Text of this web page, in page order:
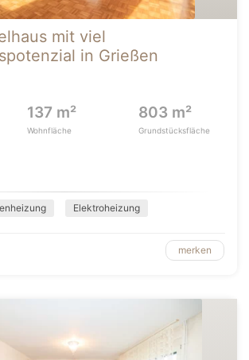
mit viel
in Grießen
137 m²
Wohnfläche
803 m²
Grundstücksfläche
Elektroheizung
merken